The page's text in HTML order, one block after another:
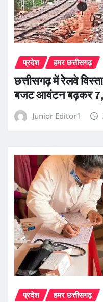
प्रदेश हमर छत्तीसगढ़
छत्तीसगढ़ में रेलवे
बजट आवंटन बढ़कर
Junior Editor1
प्रदेश हमर छत्तीसगढ़